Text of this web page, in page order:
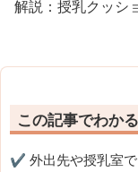
解説：授乳クッシ
この記事でわか
✔️ 外出先や授乳室で